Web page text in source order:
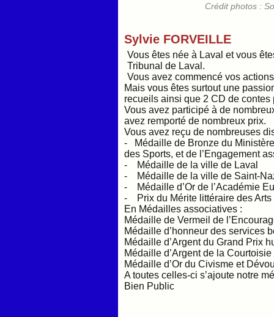
Crédit photos :
Sylvie FORVEILLE
Vous êtes née à Laval et vous
Tribunal de Laval.
Vous avez commencé vos
Mais vous êtes surtout une
recueils ainsi que 2 CD de contes
Vous avez participé à de
avez remporté de nombreux prix.
Vous avez reçu de nombreuses
- Médaille de Bronze du
des Sports, et de l’Engagement
- Médaille de la ville de Laval
- Médaille de la ville de Saint-
- Médaille d’Or de l’Académie
- Prix du Mérite littéraire des Arts
En Médailles associatives :
Médaille de Vermeil de
Médaille d’honneur des services
Médaille d’Argent du Grand Prix
Médaille d’Argent de la
Médaille d’Or du Civisme et
A toutes celles-ci s’ajoute notre
Bien Public